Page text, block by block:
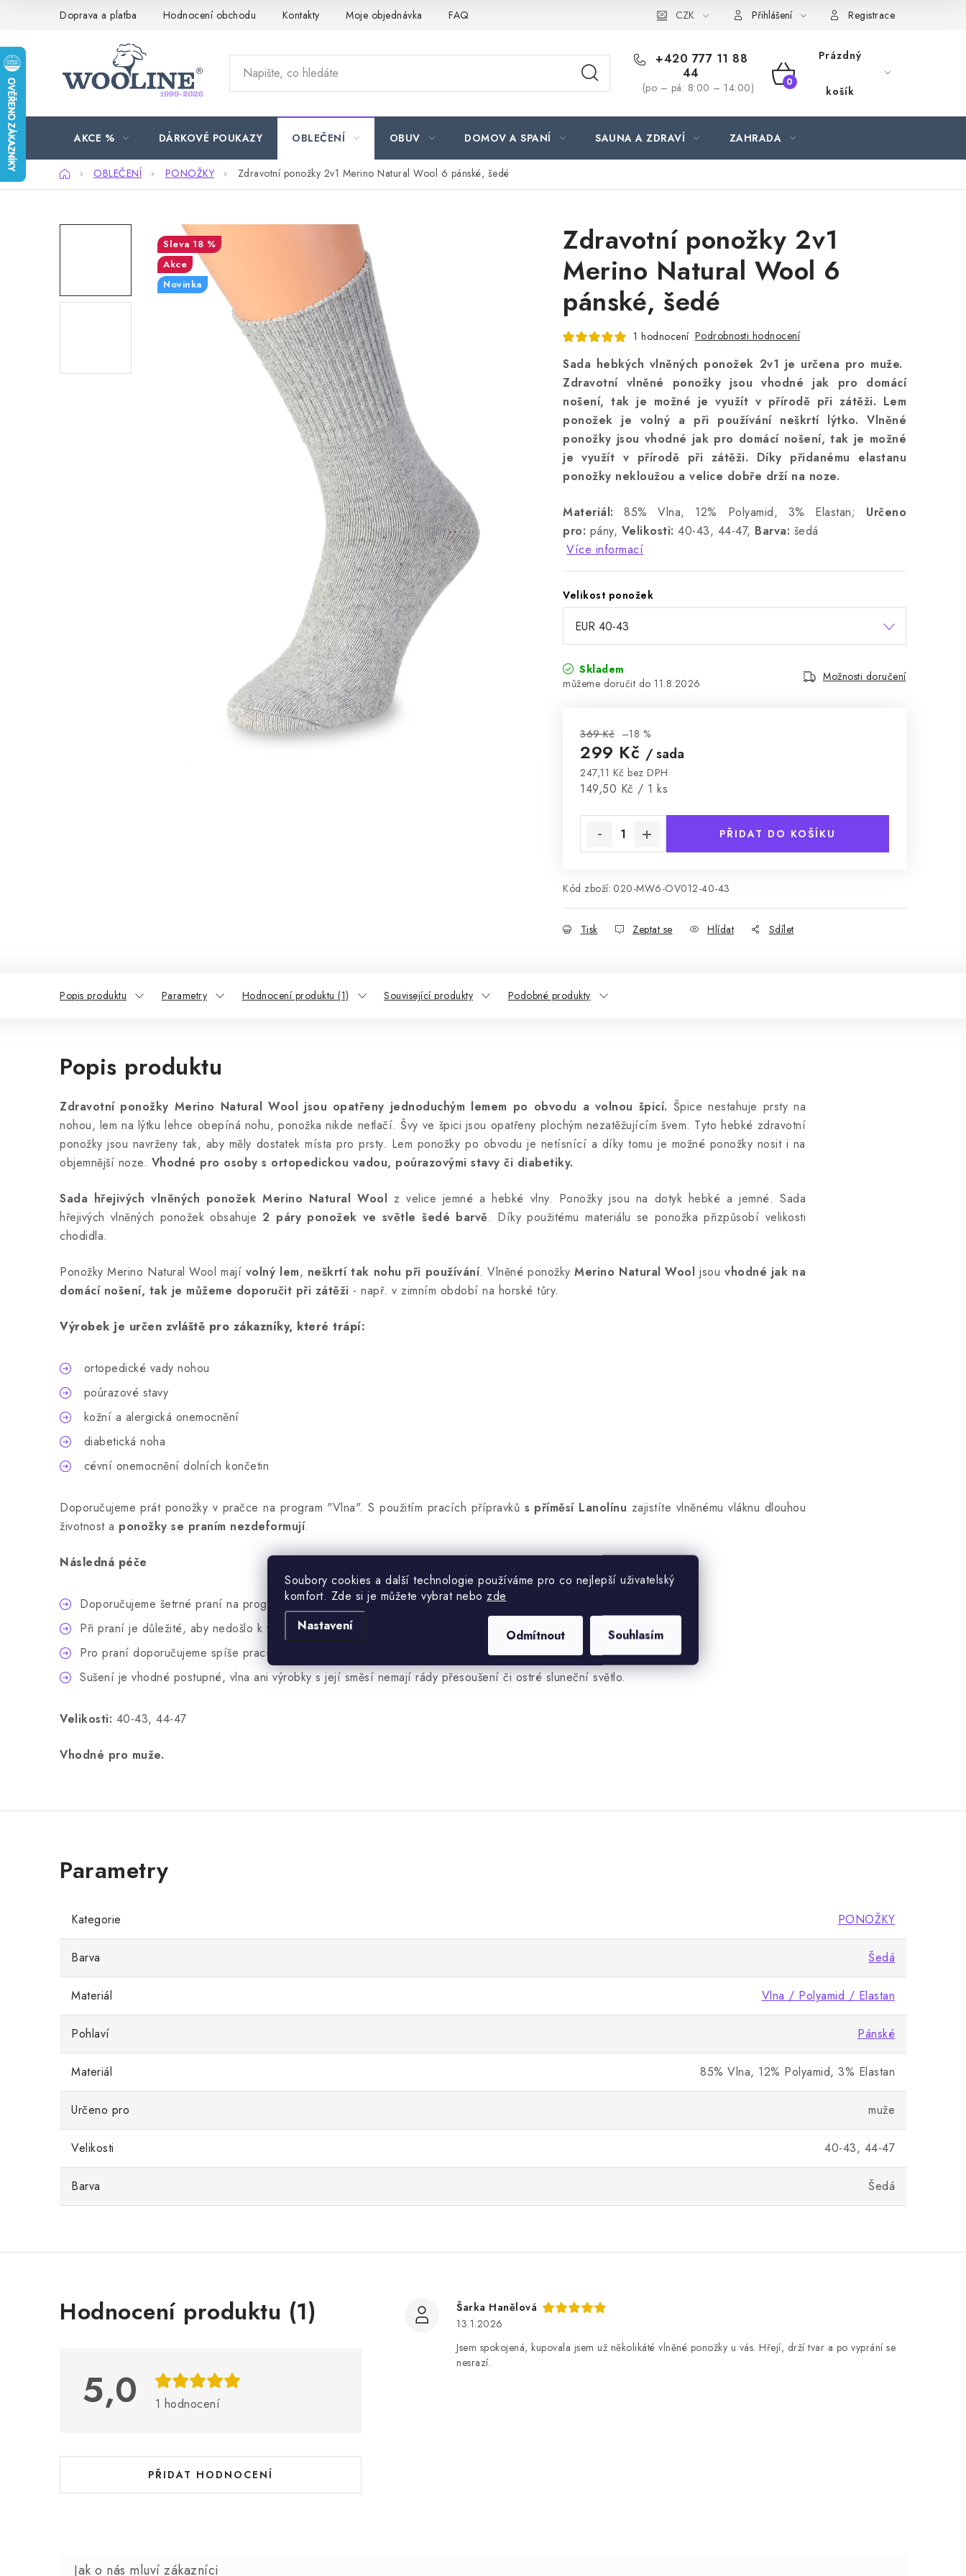
Soubory cookies a další technologie používáme pro co nejlepší uživatelský
komfort. Zde si je můžete vybrat nebo zde
Nastavení
Odmítnout Souhlasím
Doprava a platba Hodnocení obchodu Kontakty Moje objednávka FAQ CZK Přihlášení Registrace
+420 777 11 88
44
(po – pá: 8:00 – 14:00)
NÁKUPNÍ
Prázdný
košík
AKCE % DÁRKOVÉ POUKAZY OBLEČENÍ OBUV DOMOV A SPANÍ SAUNA A ZDRAVÍ ZAHRADA
DomůOBLEČENÍ PONOŽKY Zdravotní ponožky 2v1 Merino Natural Wool 6 pánské, šedé
Zdravotní ponožky 2v1
Merino Natural Wool 6
pánské, šedé
1 hodnocení Podrobnosti hodnocení
Sada hebkých vlněných ponožek 2v1 je určena pro muže.
Zdravotní vlněné ponožky jsou vhodné jak pro domácí
nošení, tak je možné je využít v přírodě při zátěži. Lem
ponožek je volný a při používání neškrtí lýtko. Vlněné
ponožky jsou vhodné jak pro domácí nošení, tak je možné
je využít v přírodě při zátěži. Díky přidanému elastanu
ponožky nekloužou a velice dobře drží na noze.
Materiál: 85% Vlna, 12% Polyamid, 3% Elastan; Určeno
pro: pány, Velikosti: 40-43, 44-47, Barva: šedá
Více informací
Velikost ponožek
Skladem
11.8.2026
Možnosti doručení
369 Kč –18 %
299 Kč / sada
247,11 Kč bez DPH
Měrná cena:
149,50 Kč / 1 ks
PŘIDAT DO KOŠÍKU
Kód zboží: 020-MW6-OV012-40-43
Tisk Zeptat se Hlídat Sdílet
18 %
Akce
Novinka
Popis produktu Parametry Hodnocení produktu (1) Související produkty Podobné produkty
Popis produktu
Zdravotní ponožky Merino Natural Wool jsou opatřeny jednoduchým lemem po obvodu a volnou špicí. Špice nestahuje prsty na
nohou, lem na lýtku lehce obepíná nohu, ponožka nikde netlačí. Švy ve špici jsou opatřeny plochým nezatěžujícím švem. Tyto hebké zdravotní
ponožky jsou navrženy tak, aby měly dostatek místa pro prsty. Lem ponožky po obvodu je netísnící a díky tomu je možné ponožky nosit i na
objemnější noze. Vhodné pro osoby s ortopedickou vadou, poúrazovými stavy či diabetiky.
Sada hřejivých vlněných ponožek Merino Natural Wool z velice jemné a hebké vlny. Ponožky jsou na dotyk hebké a jemné. Sada
hřejivých vlněných ponožek obsahuje2 páry ponožek ve světle šedé barvě. Díky použitému materiálu se ponožka přizpůsobí velikosti
chodidla.
Ponožky Merino Natural Wool mají volný lem, neškrtí tak nohu při používání. Vlněné ponožkyMerino Natural Wool jsou vhodné jak na
domácí nošení, tak je můžeme doporučit při zátěži - např. v zimním období na horské tůry.
Výrobek je určen zvláště pro zákazníky, které trápí:
ortopedické vady nohou
poúrazové stavy
kožní a alergická onemocnění
diabetická noha
cévní onemocnění dolních končetin
Doporučujeme prát ponožky v pračce na program "Vlna". S použitím pracích přípravků s příměsí Lanolínu zajistíte vlněnému vláknu dlouhou
životnost a ponožky se praním nezdeformují.
Následná péče
Doporučujeme šetrné praní na program VLNA (nižší otáčky, teplota 30 °C).
Při praní je důležité, aby nedošlo k výraznému rozdílu teploty při praní a při máchání, což šetrné programy umí.
Pro praní doporučujeme spíše prací gely, než sypké prášky.
Sušení je vhodné postupné, vlna ani výrobky s její směsí nemají rády přesoušení či ostré sluneční světlo.
Velikosti: 40-43, 44-47
Vhodné pro muže.
Kategorie PONOŽKY
Barva Šedá
Materiál Vlna / Polyamid / Elastan
Pohlaví Pánské
Materiál 85% Vlna, 12% Polyamid, 3% Elastan
Určeno pro muže
Velikosti 40-43, 44-47
Barva Šedá
Hodnocení produktu (1)
5,0 1 hodnocení
PŘIDAT HODNOCENÍ
V
o
n
Šarka Hanělová
13.1.2026
Jsem spokojená, kupovala jsem už několikáté vlněné ponožky u vás. Hřejí, drží tvar a po vyprání se
nesrazí.